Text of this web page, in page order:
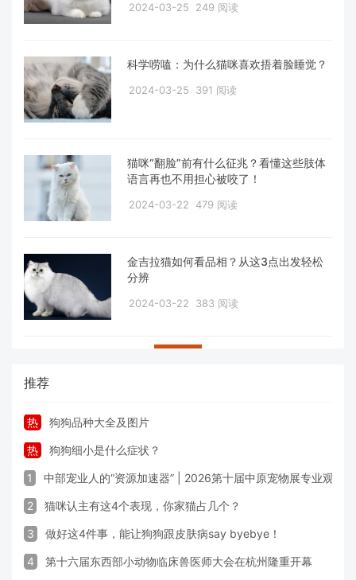
2024-03-25 249 阅读
科学唠嗑：为什么猫咪喜欢捂着脸睡觉？
2024-03-25 391 阅读
猫咪“翻脸”前有什么征兆？看懂这些肢体
语言再也不用担心被咬了！
2024-03-22 479 阅读
金吉拉猫如何看品相？从这3点出发轻松
分辨
2024-03-22 383 阅读
推荐
热 狗狗品种大全及图片
热 狗狗细小是什么症状？
1 中部宠业人的“资源加速器” | 2026第十届中原宠物展专业观众
2 猫咪认主有这4个表现，你家猫占几个？
3 做好这4件事，能让狗狗跟皮肤病say byebye！
4 第十六届东西部小动物临床兽医师大会在杭州隆重开幕